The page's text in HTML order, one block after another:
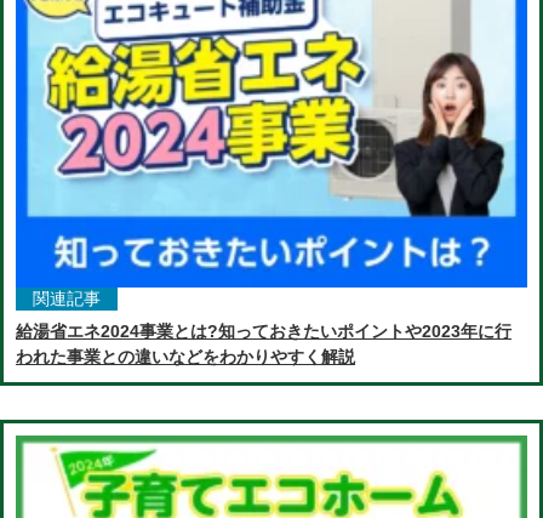
関連記事
給湯省エネ2024事業とは?知っておきたいポイントや2023年に行
われた事業との違いなどをわかりやすく解説